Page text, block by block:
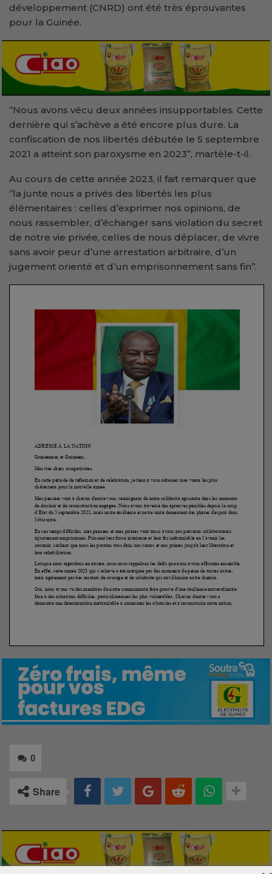
développement (CNRD) ont été très éprouvantes
pour la Guinée.
‘’Nous avons vécu deux années insupportables. Cette
dernière qui s’achève a été encore plus dure. La
confiscation de nos libertés débutée le 5 septembre
2021 a atteint son paroxysme en 2023’’, martèle-t-il.
Au cours de cette année 2023, il fait remarquer que
‘’la junte nous a privés des libertés les plus
élémentaires : celles d’exprimer nos opinions, de
nous rassembler, d’échanger sans violation du secret
de notre vie privée, celles de nous déplacer, de vivre
sans avoir peur d’une arrestation arbitraire, d’un
jugement orienté et d’un emprisonnement sans fin’’.
0
Share